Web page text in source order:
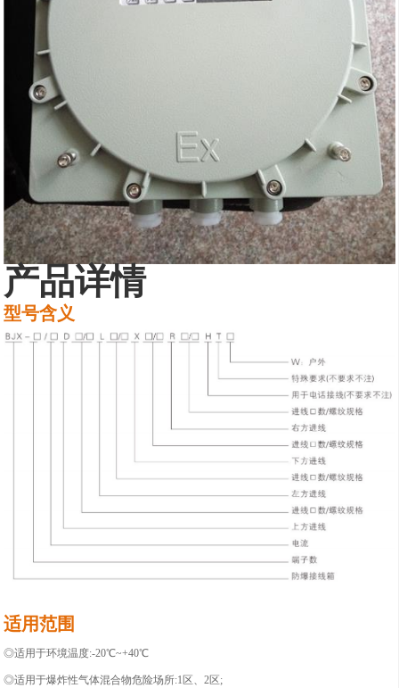
产品详情
型号含义
适用范围
◎适用于环境温度:-20℃~+40℃
◎适用于爆炸性气体混合物危险场所:1区、2区;